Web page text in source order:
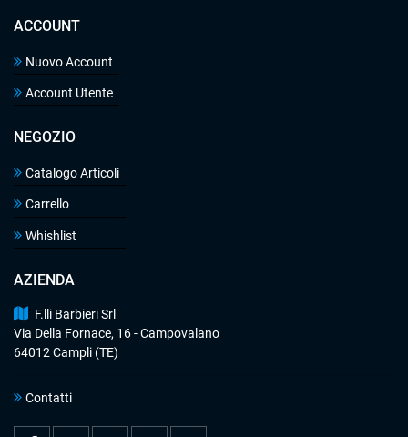
ACCOUNT
Nuovo Account
Account Utente
NEGOZIO
Catalogo Articoli
Carrello
Whishlist
AZIENDA
F.lli Barbieri Srl
Via Della Fornace, 16 - Campovalano
64012 Campli (TE)
Contatti